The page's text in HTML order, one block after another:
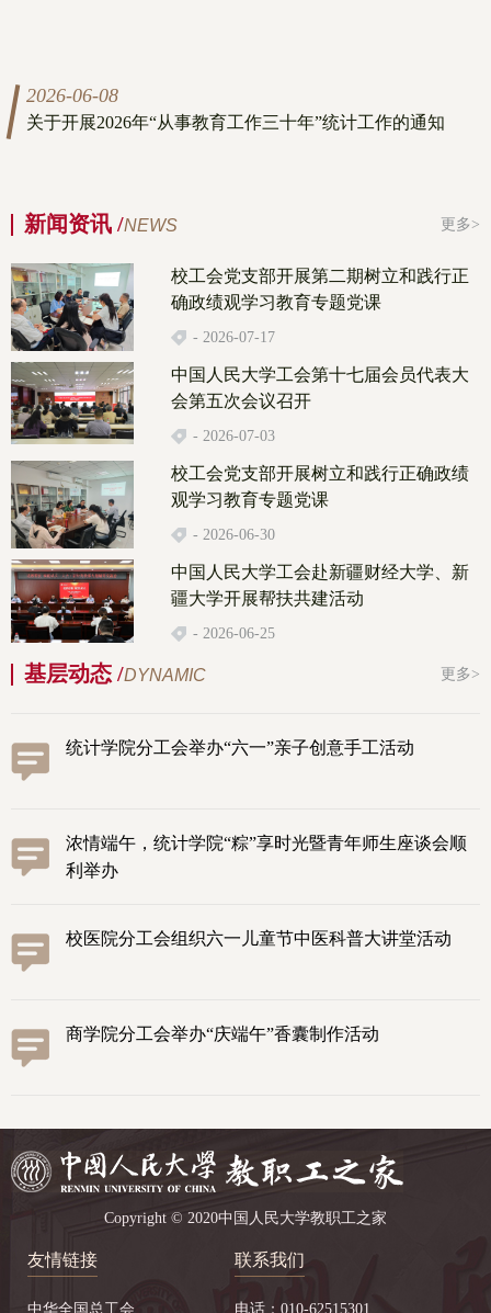
2026-06-08
关于开展2026年“从事教育工作三十年”统计工作的通知
新闻资讯 /NEWS 更多>
校工会党支部开展第二期树立和践行正
确政绩观学习教育专题党课
- 2026-07-17
中国人民大学工会第十七届会员代表大
会第五次会议召开
- 2026-07-03
校工会党支部开展树立和践行正确政绩
观学习教育专题党课
- 2026-06-30
中国人民大学工会赴新疆财经大学、新
疆大学开展帮扶共建活动
- 2026-06-25
基层动态 /DYNAMIC 更多>
统计学院分工会举办“六一”亲子创意手工活动
浓情端午，统计学院“粽”享时光暨青年师生座谈会顺
利举办
校医院分工会组织六一儿童节中医科普大讲堂活动
商学院分工会举办“庆端午”香囊制作活动
Copyright © 2020中国人民大学教职工之家
友情链接
中华全国总工会
联系我们
电话：010-62515301